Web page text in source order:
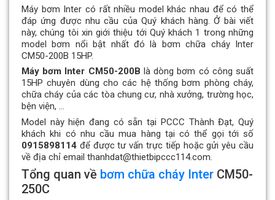
Máy bơm Inter có rất nhiều model khác nhau để có thể
đáp ứng được nhu cầu của Quý khách hàng. Ở bài viết
này, chúng tôi xin giới thiệu tới Quý khách 1 trong những
model bơm nổi bật nhất đó là bơm chữa cháy Inter
CM50-200B 15HP.
Máy bơm Inter CM50-200B là dòng bơm có công suất
15HP chuyên dùng cho các hệ thống bơm phòng cháy,
chữa cháy của các tòa chung cư, nhà xưởng, trường học,
bện viện, …
Model này hiện đang có sẵn tại PCCC Thành Đạt, Quý
khách khi có nhu cầu mua hàng tại có thể gọi tới số
0915898114 để được tư vấn trực tiếp hoặc gửi yêu cầu
về địa chỉ email thanhdat@thietbipccc114.com.
Tổng quan về bơm chữa cháy Inter CM50-
250C